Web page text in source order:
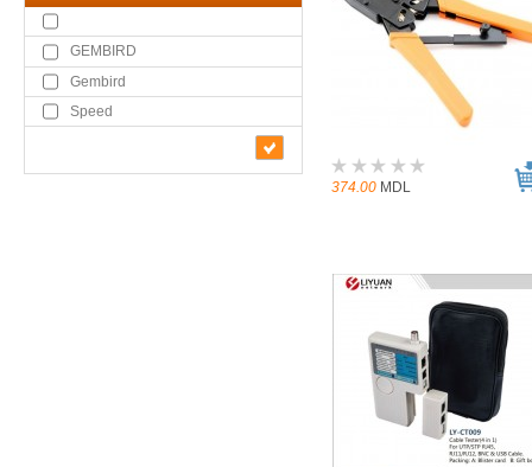
GEMBIRD
Gembird
Speed
374.00 MDL